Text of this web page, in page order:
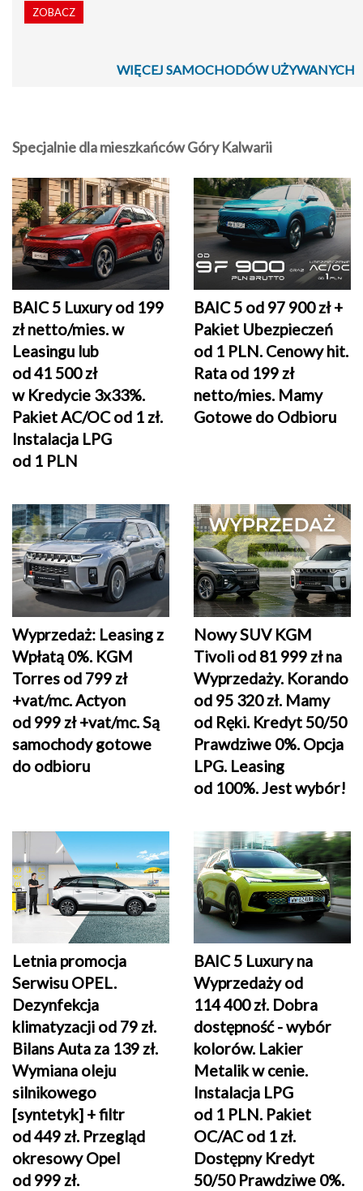
ZOBACZ
WIĘCEJ SAMOCHODÓW UŻYWANYCH
Specjalnie dla mieszkańców Góry Kalwarii
BAIC 5 Luxury od 199
zł netto/mies. w
Leasingu lub
od 41 500 zł
w Kredycie 3x33%.
Pakiet AC/OC od 1 zł.
Instalacja LPG
od 1 PLN
BAIC 5 od 97 900 zł +
Pakiet Ubezpieczeń
od 1 PLN. Cenowy hit.
Rata od 199 zł
netto/mies. Mamy
Gotowe do Odbioru
Wyprzedaż: Leasing z
Wpłatą 0%. KGM
Torres od 799 zł
+vat/mc. Actyon
od 999 zł +vat/mc. Są
samochody gotowe
do odbioru
Nowy SUV KGM
Tivoli od 81 999 zł na
Wyprzedaży. Korando
od 95 320 zł. Mamy
od Ręki. Kredyt 50/50
Prawdziwe 0%. Opcja
LPG. Leasing
od 100%. Jest wybór!
Letnia promocja
Serwisu OPEL.
Dezynfekcja
klimatyzacji od 79 zł.
Bilans Auta za 139 zł.
Wymiana oleju
silnikowego
[syntetyk] + filtr
od 449 zł. Przegląd
okresowy Opel
od 999 zł.
BAIC 5 Luxury na
Wyprzedaży od
114 400 zł. Dobra
dostępność - wybór
kolorów. Lakier
Metalik w cenie.
Instalacja LPG
od 1 PLN. Pakiet
OC/AC od 1 zł.
Dostępny Kredyt
50/50 Prawdziwe 0%.